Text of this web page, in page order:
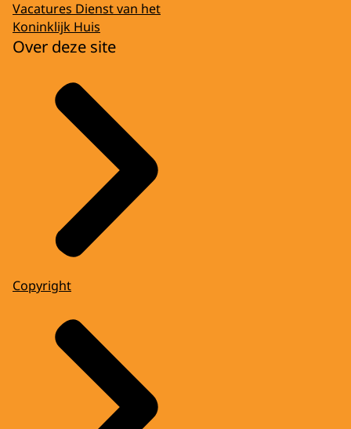
Vacatures Dienst van het
Koninklijk Huis
Over deze site
Copyright